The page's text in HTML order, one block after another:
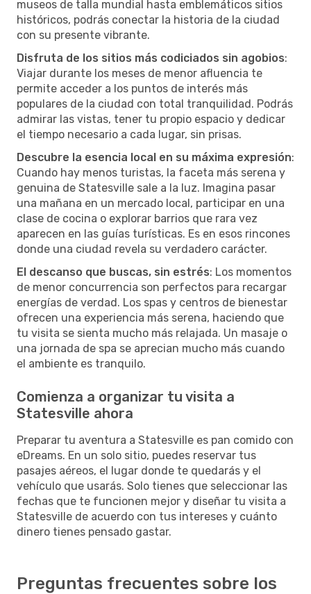
museos de talla mundial hasta emblemáticos sitios
históricos, podrás conectar la historia de la ciudad
con su presente vibrante.
Disfruta de los sitios más codiciados sin agobios:
Viajar durante los meses de menor afluencia te
permite acceder a los puntos de interés más
populares de la ciudad con total tranquilidad. Podrás
admirar las vistas, tener tu propio espacio y dedicar
el tiempo necesario a cada lugar, sin prisas.
Descubre la esencia local en su máxima expresión:
Cuando hay menos turistas, la faceta más serena y
genuina de Statesville sale a la luz. Imagina pasar
una mañana en un mercado local, participar en una
clase de cocina o explorar barrios que rara vez
aparecen en las guías turísticas. Es en esos rincones
donde una ciudad revela su verdadero carácter.
El descanso que buscas, sin estrés: Los momentos
de menor concurrencia son perfectos para recargar
energías de verdad. Los spas y centros de bienestar
ofrecen una experiencia más serena, haciendo que
tu visita se sienta mucho más relajada. Un masaje o
una jornada de spa se aprecian mucho más cuando
el ambiente es tranquilo.
Comienza a organizar tu visita a
Statesville ahora
Preparar tu aventura a Statesville es pan comido con
eDreams. En un solo sitio, puedes reservar tus
pasajes aéreos, el lugar donde te quedarás y el
vehículo que usarás. Solo tienes que seleccionar las
fechas que te funcionen mejor y diseñar tu visita a
Statesville de acuerdo con tus intereses y cuánto
dinero tienes pensado gastar.
Preguntas frecuentes sobre los